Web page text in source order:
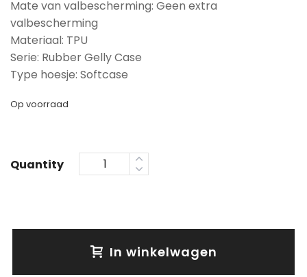
Mate van valbescherming: Geen extra
valbescherming
Materiaal: TPU
Serie: Rubber Gelly Case
Type hoesje: Softcase
Op voorraad
Quantity
In winkelwagen